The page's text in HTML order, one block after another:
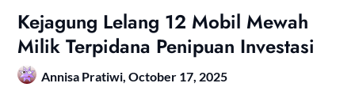
Kejagung Lelang 12 Mobil Mewah
Milik Terpidana Penipuan Investasi
Annisa Pratiwi,October 17, 2025